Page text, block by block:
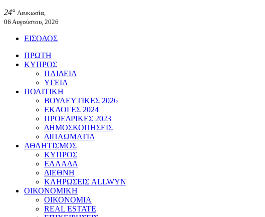
24° Λευκωσία,
06 Αυγούστου, 2026
ΕΙΣΟΔΟΣ
ΠΡΩΤΗ
ΚΥΠΡΟΣ
ΠΑΙΔΕΙΑ
ΥΓΕΙΑ
ΠΟΛΙΤΙΚΗ
ΒΟΥΛΕΥΤΙΚΕΣ 2026
ΕΚΛΟΓΕΣ 2024
ΠΡΟΕΔΡΙΚΕΣ 2023
ΔΗΜΟΣΚΟΠΗΣΕΙΣ
ΔΙΠΛΩΜΑΤΙΑ
ΑΘΛΗΤΙΣΜΟΣ
ΚΥΠΡΟΣ
ΕΛΛΑΔΑ
ΔΙΕΘΝΗ
ΚΛΗΡΩΣΕΙΣ ALLWYN
ΟΙΚΟΝΟΜΙΚΗ
ΟΙΚΟΝΟΜΙΑ
REAL ESTATE